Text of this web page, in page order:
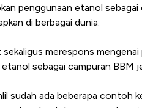
penggunaan etanol
di berbagai dunia.
merespons
sebagai campuran BBM
sudah ada beberapa contoh